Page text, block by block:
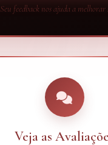
Seu feedback nos ajuda a melhorar
Veja as